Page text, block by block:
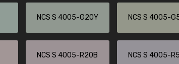
NCS S 4005-G20Y NCS S 4005-
NCS S 4005-R20B NCS S 4005-